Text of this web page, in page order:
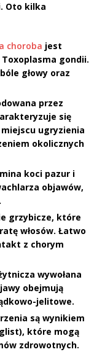
Oto kilka
choroba jest
Toxoplasma gondii.
głowy oraz
przez
się
ugryzienia
okolicznych
koci pazur i
objawów,
grzybicze, które
włosów. Łatwo
z chorym
wywołana
obejmują
jelitowe.
są wynikiem
które mogą
zdrowotnych.